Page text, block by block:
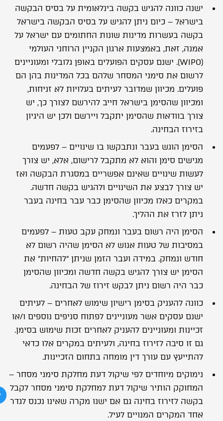
ישנה כוונה להגיש בקשה בינלאומית על בסיס הבקשה
בישראל – כיום ניתן להגיש על בסיס הבקשה בישראל
בקשה בעשרות מדינות שונות החתומים עם ישראל על
אמנה, זאת, באמצעות ארגון הקניין הרוחני העולמי
(WIPO). ישנם עסקים הפועלים באופן גלובלי ומעוניינים
לרשום את סימני המסחר שלהם בכל המדינות בהן הם
פועלים. מכיוון שמדובר לעיתים בעלויות לא זניחות,
ומכיוון שהסימן בישראל חייב להירשם לצורך כך, יש
צורך בוודאות שהסימן יתקבל ויירשם ולכן יש היגיון
בזירוז הבחינה.
הסימן הוגש בעבר ונתבקשו בו שינויים – לפעמים
מגישים סימן והוא לא מתקבל לרישום, אלא, יש צורך
לעשות שינויים שאינם אפשריים במסגרת הבקשה ואז
יש צורך לבצע את השינויים ולהגיש בקשה חדשה.
במקרים כאלו מכיוון שהסימן כבר עבר בחינה בעבר
ניתן לזרז את ההליך.
הסימן היה רשום בעבר ונמחק עקב טעות – לפעמים
במסיבות של טעות אנוש לא הסימן שהיה רשום לא
חודש ונמחק. במידה ועבר הזמן שניתן “להחיות” את
הסימן יש צורך להגיש בקשה חדשה ומכיוון שהסימן
כבר היה רשום ניתן לבקש זירוז של הבחינה.
כוונה להעניק בסימן רישיון שימוש לאחרים – לעיתים
ישנם עסקים אשר מעוניינים לפתוח סניפים נוספים ו/או
זכיינות ומעוניינים להעניק לאחרים זכות שימוש בסימן.
גם זו סיבה לזירוז בחינה, ולעיתים במקרים אלו כדאי
להתייעץ עםעורך דין מומחה בתחום הזכיינות.
נימוקים מיוחדים לפי שיקול דעת מחלקת סימני מסחר –
המחוקק הותיר שיקול דעת למחלקת סימני מסחר לקבל
בקשה לזירוז בחינה גם אם ישנו מקרה שאינו נכנס לגדר
אחד המקרים המנויים לעיל.